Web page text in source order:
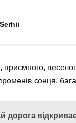
сонця,
дорога